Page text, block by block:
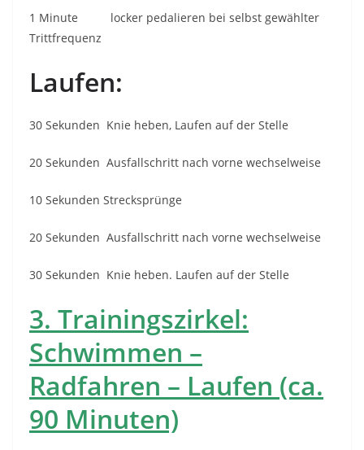
1 Minute locker pedalieren bei selbst gewählter
Trittfrequenz
Laufen:
30 Sekunden Knie heben, Laufen auf der Stelle
20 Sekunden Ausfallschritt nach vorne wechselweise
10 Sekunden Strecksprünge
20 Sekunden Ausfallschritt nach vorne wechselweise
30 Sekunden Knie heben. Laufen auf der Stelle
3. Trainingszirkel:
Schwimmen –
Radfahren – Laufen (ca.
90 Minuten)